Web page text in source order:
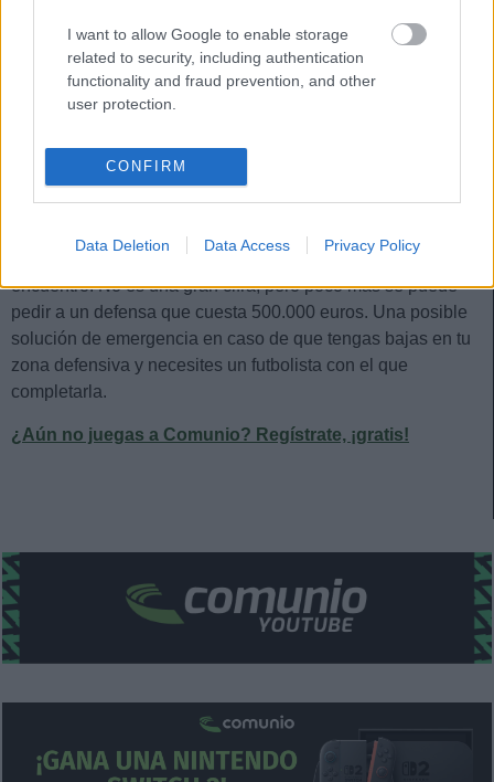
I want to allow Google to enable storage
related to security, including authentication
functionality and fraud prevention, and other
user protection.
CONFIRM
Data Deletion Data Access Privacy Policy
puntos que tiene en su casillero en las tres últimas jornadas.
No es ni mucho menos titular indiscutible, pero puede tener
minutos en casi todos los partidos como revulsivo o para dar
descanso a Borja Iglesias, ya que Loren Morón parece que
Marcos Mauro (Cádiz, defensa, 500.000, 38 puntos)
El central del Cádiz ha sido titular esta temporada en 15
partidos, en los que ha promediado 2,53 puntos por
encuentro. No es una gran cifra, pero poco más se puede
pedir a un defensa que cuesta 500.000 euros. Una posible
solución de emergencia en caso de que tengas bajas en tu
zona defensiva y necesites un futbolista con el que
completarla.
¿Aún no juegas a Comunio? Regístrate, ¡gratis!